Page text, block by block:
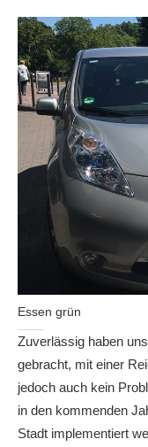
Essen grün
Zuverlässig haben
gebracht, mit einer
jedoch auch kein
in den kommenden
Stadt implementiert